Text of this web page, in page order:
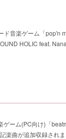
ド音楽ゲーム「pop'n
HOLIC feat.
ゲーム(PC向け)「
楽曲が追加収録され